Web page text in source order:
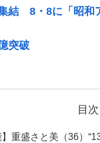
結 8・8に「昭
突破
目次
】重盛さと美（36）